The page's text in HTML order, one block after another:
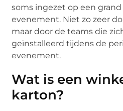
soms ingezet op een
evenement. Niet zo zeer
maar door de teams die
geïnstalleerd tijdens de
evenement.
Wat is een
karton?